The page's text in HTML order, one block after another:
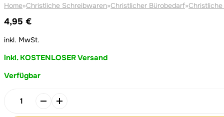
Home»Christliche Schreibwaren»Christlicher Bürobedarf»
4,95 €
inkl. MwSt.
inkl. KOSTENLOSER Versand
Verfügbar
Unendlichkeitsstift